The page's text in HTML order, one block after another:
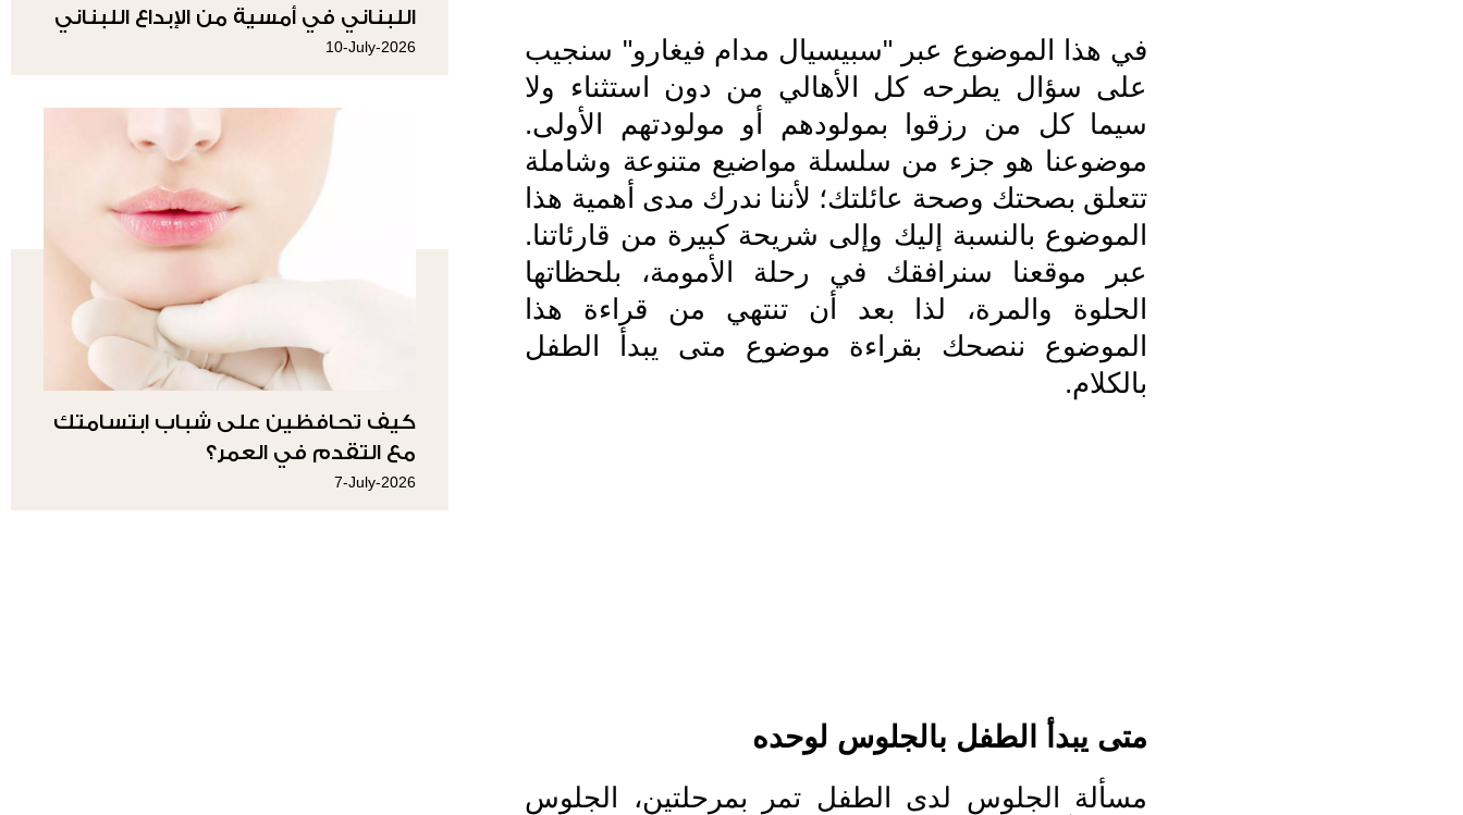
في هذا الموضوع عبر "سبيسيال مدام فيغارو" سنجيب
على سؤال يطرحه كل الأهالي من دون استثناء ولا
سيما كل من رزقوا بمولودهم أو مولودتهم الأولى.
موضوعنا هو جزء من سلسلة مواضيع متنوعة وشاملة
تتعلق بصحتك وصحة عائلتك؛ لأننا ندرك مدى أهمية هذا
الموضوع بالنسبة إليك وإلى شريحة كبيرة من قارئاتنا.
عبر موقعنا سنرافقك في رحلة الأمومة، بلحظاتها
الحلوة والمرة، لذا بعد أن تنتهي من قراءة هذا
الموضوع ننصحك بقراءة موضوع متى يبدأ الطفل
بالكلام.
متى يبدأ الطفل بالجلوس لوحده
مسألة الجلوس لدى الطفل تمر بمرحلتين، الجلوس
اللبناني في أمسية من الإبداع اللبناني
10-July-2026
كيف تحافظين على شباب ابتسامتك
مع التقدم في العمر؟
7-July-2026